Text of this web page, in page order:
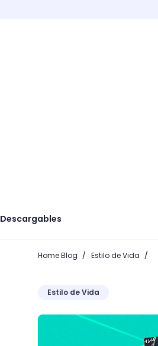
Descargables
Home Blog / Estilo de Vida /
Estilo de Vida
Aprende qué es un